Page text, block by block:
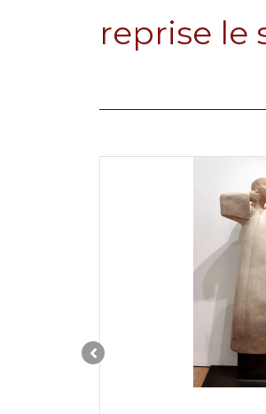
reprise le